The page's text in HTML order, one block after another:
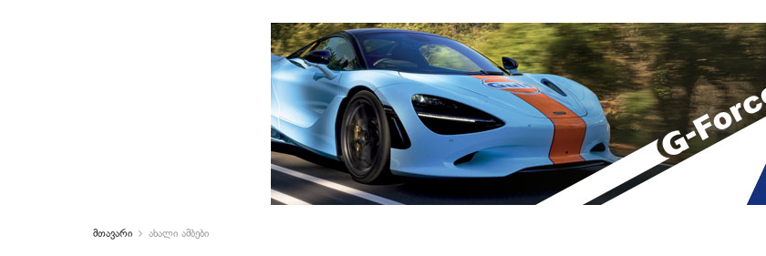
მთავარი ახალი ამბები